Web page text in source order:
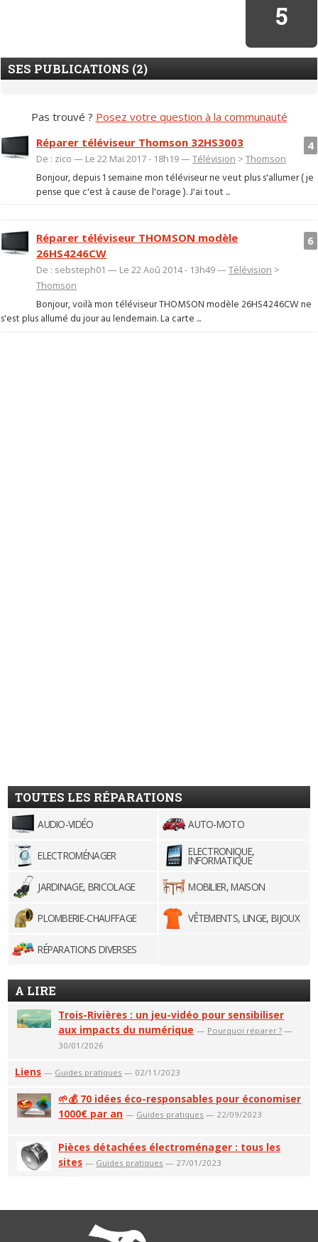
5
SES PUBLICATIONS (2)
Pas trouvé ? Posez votre question à la communauté
4
Réparer téléviseur Thomson 32HS3003
De : zico — Le 22 Mai 2017 - 18h19 —Télévision >Thomson
Bonjour, depuis 1 semaine mon téléviseur ne veut plus s'allumer ( je
pense que c'est à cause de l'orage ). J'ai tout ...
6
Réparer téléviseur THOMSON modèle
26HS4246CW
De : sebsteph01 — Le 22 Aoû 2014 - 13h49 —Télévision >
Thomson
Bonjour, voilà mon téléviseur THOMSON modèle 26HS4246CW ne
s'est plus allumé du jour au lendemain. La carte ...
TOUTES LES RÉPARATIONS
AUDIO-VIDÉO AUTO-MOTO
ELECTROMÉNAGER ELECTRONIQUE,
INFORMATIQUE
JARDINAGE, BRICOLAGE
MOBILIER, MAISON
PLOMBERIE-CHAUFFAGE VÊTEMENTS, LINGE, BIJOUX
RÉPARATIONS DIVERSES
A LIRE
Trois-Rivières : un jeu-vidéo pour sensibiliser
aux impacts du numérique — Pourquoi réparer ? —
30/01/2026
Liens — Guides pratiques — 02/11/2023
🌱💰 70 idées éco-responsables pour économiser
1000€ par an — Guides pratiques — 22/09/2023
Pièces détachées électroménager : tous les
sites — Guides pratiques — 27/01/2023